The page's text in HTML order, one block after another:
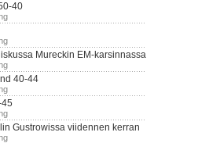
40
Mureckin EM-karsinnassa
40-44
Gustrowissa viidennen kerran